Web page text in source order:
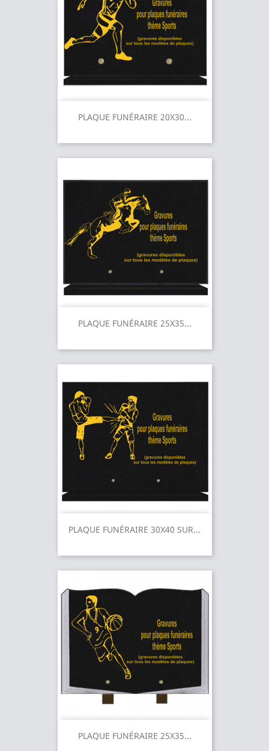
PLAQUE FUNÉRAIRE 20X30...
PLAQUE FUNÉRAIRE 25X35...
PLAQUE FUNÉRAIRE 30X40 SUR...
PLAQUE FUNÉRAIRE 25X35...